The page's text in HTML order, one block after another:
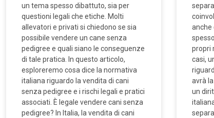
un tema spesso dibattuto, sia per
questioni legali che etiche. Molti
allevatori e privati si chiedono se sia
possibile vendere un cane senza
pedigree e quali siano le conseguenze
di tale pratica. In questo articolo,
esploreremo cosa dice la normativa
italiana riguardo la vendita di cani
senza pedigree e i rischi legali e pratici
associati. È legale vendere cani senza
pedigree? In Italia, la vendita di cani
anche
propri
casi,
avrà
un